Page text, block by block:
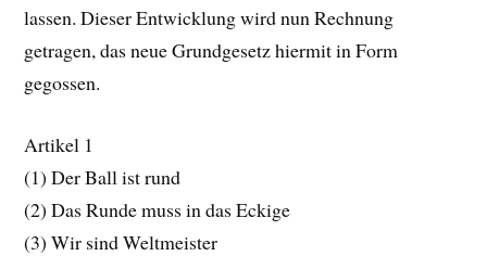
lassen. Dieser Entwicklung wird nun Rechnung
getragen, das neue Grundgesetz hiermit in Form
gegossen.
Artikel 1
(1) Der Ball ist rund
(2) Das Runde muss in das Eckige
(3) Wir sind Weltmeister